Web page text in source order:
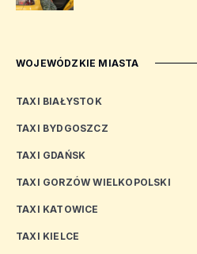
WOJEWÓDZKIE MIASTA
TAXI BIAŁYSTOK
TAXI BYDGOSZCZ
TAXI GDAŃSK
TAXI GORZÓW WIELKOPOLSKI
TAXI KATOWICE
TAXI KIELCE